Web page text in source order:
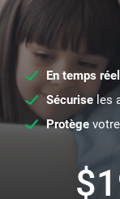
En temps réel
Sécuriseles
Protège
$